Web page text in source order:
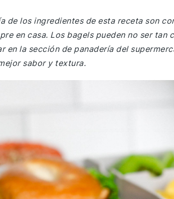
de los ingredientes de esta receta son
en casa. Los bagels pueden no ser tan
en la sección de panadería del
sabor y textura.